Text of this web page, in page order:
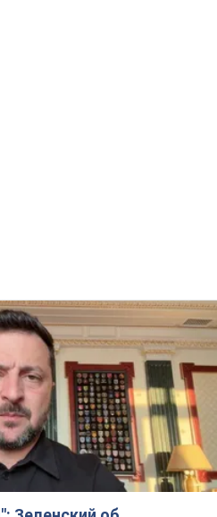
Зеленский об
FREYJA,
и поддержке аграриев.
к совместному
учителям повысят